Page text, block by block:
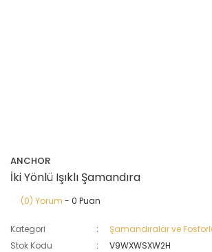
ANCHOR
İki Yönlü Işıklı Şamandıra
(0) Yorum - 0 Puan
Kategori Şamandıralar ve
Stok Kodu
V9WXWSXW2H